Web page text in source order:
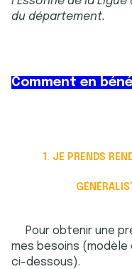
du département.
Comment en
1. JE PRENDS
Pour obtenir une
mes besoins
ci-dessous).